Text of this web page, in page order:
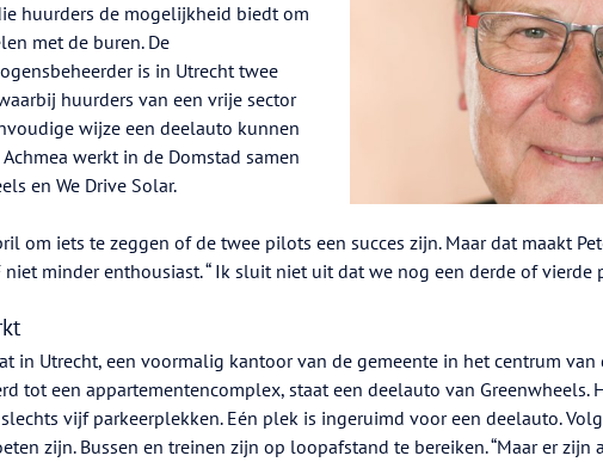
huurders de mogelijkheid biedt om
met de buren. De
is in Utrecht twee
huurders van een vrije sector
wijze een deelauto kunnen
werkt in de Domstad samen
en We Drive Solar.
om iets te zeggen of de twee pilots een succes zijn. Maar dat maakt
niet minder enthousiast. “ Ik sluit niet uit dat we nog een derde of vierde
in Utrecht, een voormalig kantoor van de gemeente in het centrum van
tot een appartementencomplex, staat een deelauto van Greenwheels.
vijf parkeerplekken. Eén plek is ingeruimd voor een deelauto.
zijn. Bussen en treinen zijn op loopafstand te bereiken. “Maar er